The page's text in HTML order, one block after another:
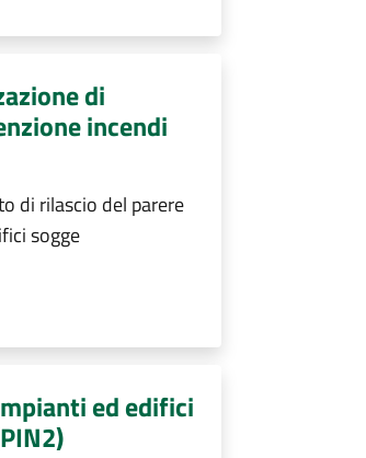
di
incendi
di rilascio del parere
sogge
ed edifici